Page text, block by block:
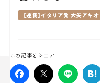
【連載】イタリア発 大矢アキ
この記事をシェア
Series
スズキ ジムニー｜Suzuki
マツダ｜Mazda
マツ